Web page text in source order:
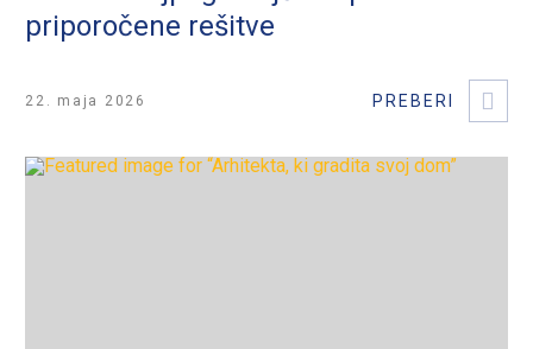
priporočene rešitve
22. maja 2026